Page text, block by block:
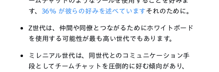
す、 36% が彼らの好みを述べていますそれのために。
Z世代は、仲間や同僚とつながるためにホワイトボード
を使用する可能性が最も高い世代でもあります。
ミレニアル世代は、同世代とのコミュニケーション手
段としてチームチャットを圧倒的に好む傾向があり、